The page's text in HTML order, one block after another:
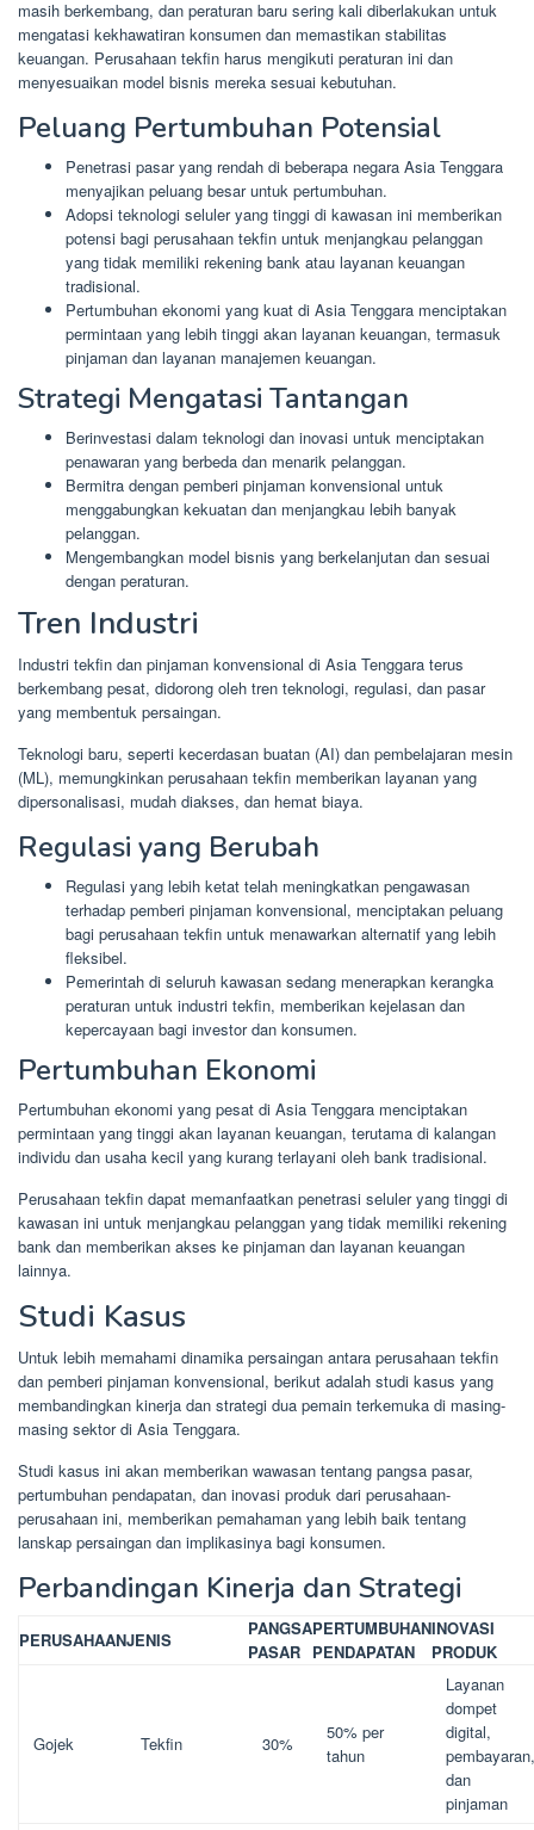
masih berkembang, dan peraturan baru sering kali diberlakukan untuk
mengatasi kekhawatiran konsumen dan memastikan stabilitas
keuangan. Perusahaan tekfin harus mengikuti peraturan ini dan
menyesuaikan model bisnis mereka sesuai kebutuhan.
Peluang Pertumbuhan Potensial
Penetrasi pasar yang rendah di beberapa negara Asia Tenggara
menyajikan peluang besar untuk pertumbuhan.
Adopsi teknologi seluler yang tinggi di kawasan ini memberikan
potensi bagi perusahaan tekfin untuk menjangkau pelanggan
yang tidak memiliki rekening bank atau layanan keuangan
tradisional.
Pertumbuhan ekonomi yang kuat di Asia Tenggara menciptakan
permintaan yang lebih tinggi akan layanan keuangan, termasuk
pinjaman dan layanan manajemen keuangan.
Strategi Mengatasi Tantangan
Berinvestasi dalam teknologi dan inovasi untuk menciptakan
penawaran yang berbeda dan menarik pelanggan.
Bermitra dengan pemberi pinjaman konvensional untuk
menggabungkan kekuatan dan menjangkau lebih banyak
pelanggan.
Mengembangkan model bisnis yang berkelanjutan dan sesuai
dengan peraturan.
Tren Industri
Industri tekfin dan pinjaman konvensional di Asia Tenggara terus
berkembang pesat, didorong oleh tren teknologi, regulasi, dan pasar
yang membentuk persaingan.
Teknologi baru, seperti kecerdasan buatan (AI) dan pembelajaran mesin
(ML), memungkinkan perusahaan tekfin memberikan layanan yang
dipersonalisasi, mudah diakses, dan hemat biaya.
Regulasi yang Berubah
Regulasi yang lebih ketat telah meningkatkan pengawasan
terhadap pemberi pinjaman konvensional, menciptakan peluang
bagi perusahaan tekfin untuk menawarkan alternatif yang lebih
fleksibel.
Pemerintah di seluruh kawasan sedang menerapkan kerangka
peraturan untuk industri tekfin, memberikan kejelasan dan
kepercayaan bagi investor dan konsumen.
Pertumbuhan Ekonomi
Pertumbuhan ekonomi yang pesat di Asia Tenggara menciptakan
permintaan yang tinggi akan layanan keuangan, terutama di kalangan
individu dan usaha kecil yang kurang terlayani oleh bank tradisional.
Perusahaan tekfin dapat memanfaatkan penetrasi seluler yang tinggi di
kawasan ini untuk menjangkau pelanggan yang tidak memiliki rekening
bank dan memberikan akses ke pinjaman dan layanan keuangan
lainnya.
Studi Kasus
Untuk lebih memahami dinamika persaingan antara perusahaan tekfin
dan pemberi pinjaman konvensional, berikut adalah studi kasus yang
membandingkan kinerja dan strategi dua pemain terkemuka di masing-
masing sektor di Asia Tenggara.
Studi kasus ini akan memberikan wawasan tentang pangsa pasar,
pertumbuhan pendapatan, dan inovasi produk dari perusahaan-
perusahaan ini, memberikan pemahaman yang lebih baik tentang
lanskap persaingan dan implikasinya bagi konsumen.
Perbandingan Kinerja dan Strategi
PERUSAHAANJENIS
PANGSA
PASAR
PERTUMBUHAN
PENDAPATAN
INOVASI
PRODUK
Gojek Tekfin 30%
50% per
tahun
Layanan
dompet
digital,
pembayaran,
dan
pinjaman